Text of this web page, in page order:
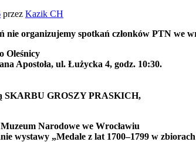
przez Kazik CH
nie organizujemy spotkań członków PTN we
Oleśnicy
Apostoła, ul. Łużycka 4, godz. 10:30.
SKARBU GROSZY PRASKICH,
Narodowe we Wrocławiu
wystawy „Medale z lat 1700–1799 w